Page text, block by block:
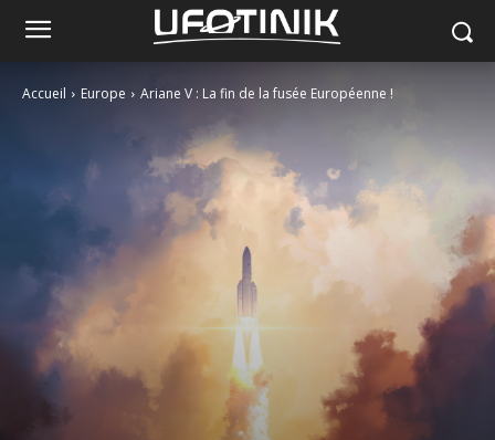
Accueil Europe Ariane V : La fin de la fusée Européenne !